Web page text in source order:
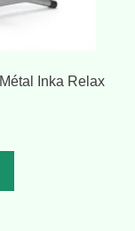
Inka Relax